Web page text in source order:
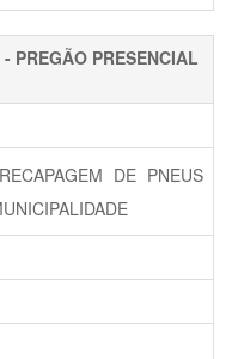
PREGÃO PRESENCIAL
DE PNEUS